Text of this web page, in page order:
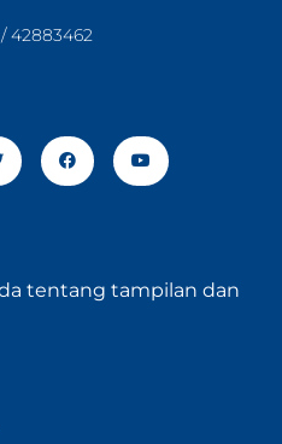
42883462
tentang tampilan dan